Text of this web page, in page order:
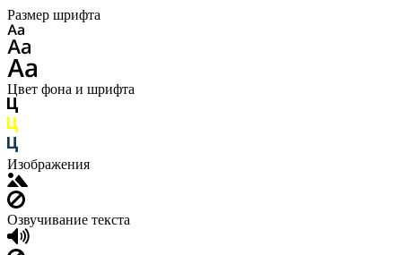
Размер шрифта
Цвет фона и шрифта
Изображения
Озвучивание текста